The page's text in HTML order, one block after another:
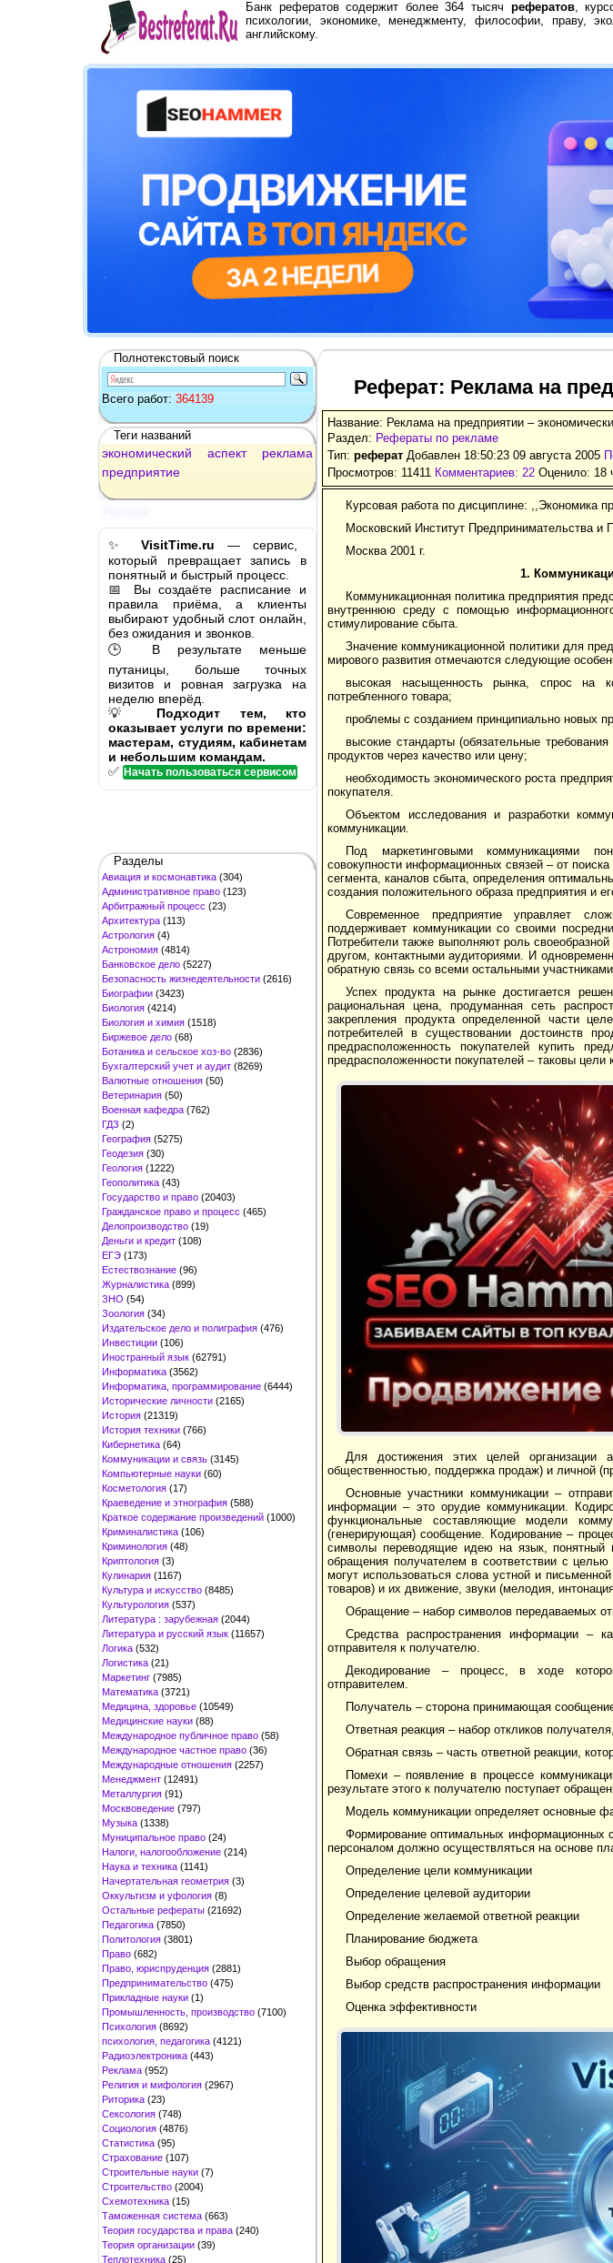
Банк рефератов содержит более 364 тысяч рефератов,
психологии, экономике, менеджменту, философии, праву,
английскому.
Полнотекстовый поиск
Всего работ: 364139
Теги названий
экономический аспект
реклама
предприятие
✨ VisitTime.ru — сервис,
который превращает запись в
понятный и быстрый процесс.
📅 Вы создаёте расписание и
правила приёма, а клиенты
выбирают удобный слот онлайн,
без ожидания и звонков.
🕒 В результате меньше
путаницы, больше точных
визитов и ровная загрузка на
неделю вперёд.
💡 Подходит тем, кто
оказывает услуги по времени:
мастерам, студиям, кабинетам
и небольшим командам.
✅ Начать пользоваться сервисом
Разделы
Авиация и космонавтика (304)
Административное право (123)
Арбитражный процесс (23)
Архитектура (113)
Астрология (4)
Астрономия (4814)
Банковское дело (5227)
Безопасность жизнедеятельности (2616)
Биографии (3423)
Биология (4214)
Биология и химия (1518)
Биржевое дело (68)
Ботаника и сельское хоз-во (2836)
Бухгалтерский учет и аудит (8269)
Валютные отношения (50)
Ветеринария (50)
Военная кафедра (762)
ГДЗ (2)
География (5275)
Геодезия (30)
Геология (1222)
Геополитика (43)
Государство и право (20403)
Гражданское право и процесс (465)
Делопроизводство (19)
Деньги и кредит (108)
ЕГЭ (173)
Естествознание (96)
Журналистика (899)
ЗНО (54)
Зоология (34)
Издательское дело и полиграфия (476)
Инвестиции (106)
Иностранный язык (62791)
Информатика (3562)
Информатика, программирование (6444)
Исторические личности (2165)
История (21319)
История техники (766)
Кибернетика (64)
Коммуникации и связь (3145)
Компьютерные науки (60)
Косметология (17)
Краеведение и этнография (588)
Краткое содержание произведений (1000)
Криминалистика (106)
Криминология (48)
Криптология (3)
Кулинария (1167)
Культура и искусство (8485)
Культурология (537)
Литература : зарубежная (2044)
Литература и русский язык (11657)
Логика (532)
Логистика (21)
Маркетинг (7985)
Математика (3721)
Медицина, здоровье (10549)
Медицинские науки (88)
Международное публичное право (58)
Международное частное право (36)
Международные отношения (2257)
Менеджмент (12491)
Металлургия (91)
Москвоведение (797)
Музыка (1338)
Муниципальное право (24)
Налоги, налогообложение (214)
Наука и техника (1141)
Начертательная геометрия (3)
Оккультизм и уфология (8)
Остальные рефераты (21692)
Педагогика (7850)
Политология (3801)
Право (682)
Право, юриспруденция (2881)
Предпринимательство (475)
Прикладные науки (1)
Промышленность, производство (7100)
Психология (8692)
психология, педагогика (4121)
Радиоэлектроника (443)
Реклама (952)
Религия и мифология (2967)
Риторика (23)
Сексология (748)
Социология (4876)
Статистика (95)
Страхование (107)
Строительные науки (7)
Строительство (2004)
Схемотехника (15)
Таможенная система (663)
Теория государства и права (240)
Теория организации (39)
Теплотехника (25)
Реферат: Реклама на
Название: Реклама на предприятии –
Раздел: Рефераты по рекламе
Тип: реферат Добавлен 18:50:23 09 августа 2005
Просмотров: 11411 Комментариев: 22 Оценило: 18
Курсовая работа по дисциплине: ,,Экономика
Московский Институт Предпринимательства и
Москва 2001 г.
1.
Коммуникационная политика предприятия
внутреннюю среду с помощью
стимулирование сбыта.
Значение коммуникационной политики для
мирового развития отмечаются следующие
высокая насыщенность рынка, спрос на
потребленного товара;
проблемы с созданием принципиально новых
высокие стандарты (обязательные
продуктов через качество или цену;
необходимость экономического роста
покупателя.
Объектом исследования и разработки
коммуникации.
Под маркетинговыми коммуникациями
совокупности информационных связей – от
сегмента, каналов сбыта, определения
создания положительного образа предприятия и
Современное предприятие управляет
поддерживает коммуникации со своими
Потребители также выполняют роль
другом, контактными аудиториями. И
обратную связь со всеми остальными
Успех продукта на рынке достигается
рациональная цена, продуманная сеть
закрепления продукта определенной части
потребителей в существовании достоинств
предрасположенность покупателей купить
предрасположенности покупателей – таковы цели
Для достижения этих целей организации
общественностью, поддержка продаж) и личной
Основные участники коммуникации –
информации – это орудие коммуникации.
функциональные составляющие модели
(генерирующая) сообщение. Кодирование –
символы переводящие идею на язык, понятный
обращения получателем в соответствии с
могут использоваться слова устной и
товаров) и их движение, звуки (мелодия,
Обращение – набор символов передаваемых
Средства распространения информации –
отправителя к получателю.
Декодирование – процесс, в ходе
отправителем.
Получатель – сторона принимающая
Ответная реакция – набор откликов
Обратная связь – часть ответной реакции,
Помехи – появление в процессе
результате этого к получателю поступает
Модель коммуникации определяет основные
Формирование оптимальных информационных
персоналом должно осуществляться на основе
Определение цели коммуникации
Определение целевой аудитории
Определение желаемой ответной реакции
Планирование бюджета
Выбор обращения
Выбор средств распространения информации
Оценка эффективности